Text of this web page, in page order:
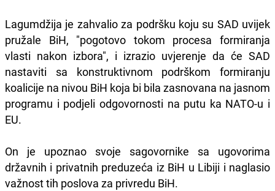
Lagumdžija je zahvalio za podršku koju su SAD uvijek
pružale BiH, "pogotovo tokom procesa formiranja
vlasti nakon izbora", i izrazio uvjerenje da će SAD
nastaviti sa konstruktivnom podrškom formiranju
koalicije na nivou BiH koja bi bila zasnovana na jasnom
programu i podjeli odgovornosti na putu ka NATO-u i
EU.
On je upoznao svoje sagovornike sa ugovorima
državnih i privatnih preduzeća iz BiH u Libiji i naglasio
važnost tih poslova za privredu BiH.